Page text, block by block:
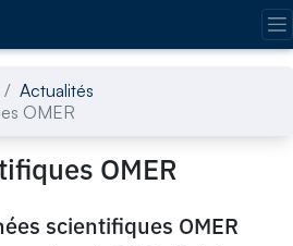
Actualités
OMER
OMER
scientifiques OMER